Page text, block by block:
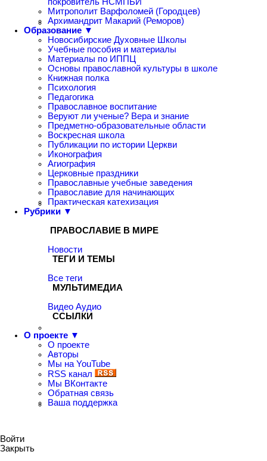
Митрополит Варфоломей (Городцев)
Архимандрит Макарий (Реморов)
Образование ▼
Новосибирские Духовные Школы
Учебные пособия и материалы
Материалы по ИППЦ
Основы православной культуры в школе
Книжная полка
Психология
Педагогика
Православное воспитание
Веруют ли ученые? Вера и знание
Предметно-образовательные области
Воскресная школа
Публикации по истории Церкви
Иконография
Агиография
Церковные праздники
Православные учебные заведения
Православие для начинающих
Практическая катехизация
Рубрики ▼
ПРАВОСЛАВИЕ В МИРЕ
Новости
ТЕГИ И ТЕМЫ
Все теги
МУЛЬТИМЕДИА
Видео Аудио
ССЫЛКИ
О проекте ▼
О проекте
Авторы
Мы на YouTube
RSS канал
Мы ВКонтакте
Обратная связь
Ваша поддержка
Войти
Закрыть